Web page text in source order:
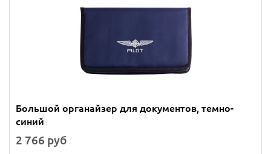
Большой органайзер для документов, темно-
синий
2 766 руб